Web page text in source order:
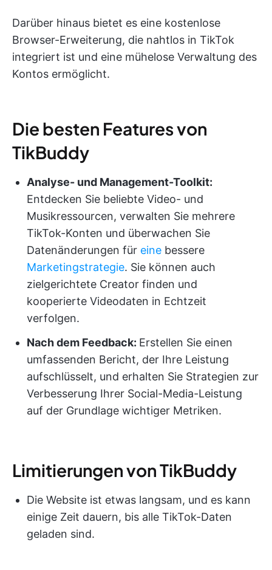
Darüber hinaus bietet es eine kostenlose
Browser-Erweiterung, die nahtlos in TikTok
integriert ist und eine mühelose Verwaltung des
Kontos ermöglicht.
Die besten Features von
TikBuddy
Analyse- und Management-Toolkit:
Entdecken Sie beliebte Video- und
Musikressourcen, verwalten Sie mehrere
TikTok-Konten und überwachen Sie
Datenänderungen für eine bessere
Marketingstrategie. Sie können auch
zielgerichtete Creator finden und
kooperierte Videodaten in Echtzeit
verfolgen.
Nach dem Feedback: Erstellen Sie einen
umfassenden Bericht, der Ihre Leistung
aufschlüsselt, und erhalten Sie Strategien zur
Verbesserung Ihrer Social-Media-Leistung
auf der Grundlage wichtiger Metriken.
Limitierungen von TikBuddy
Die Website ist etwas langsam, und es kann
einige Zeit dauern, bis alle TikTok-Daten
geladen sind.